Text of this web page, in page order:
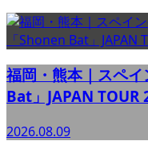
福岡・熊本｜スペ
Bat」JAPAN TOUR
2026.08.09